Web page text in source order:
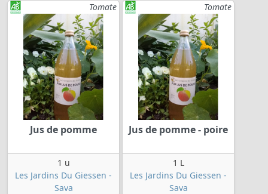
Tomate
Jus de pomme
1 u
Les Jardins Du Giessen -
Sava
Tomate
Jus de pomme - poire
1 L
Les Jardins Du Giessen -
Sava